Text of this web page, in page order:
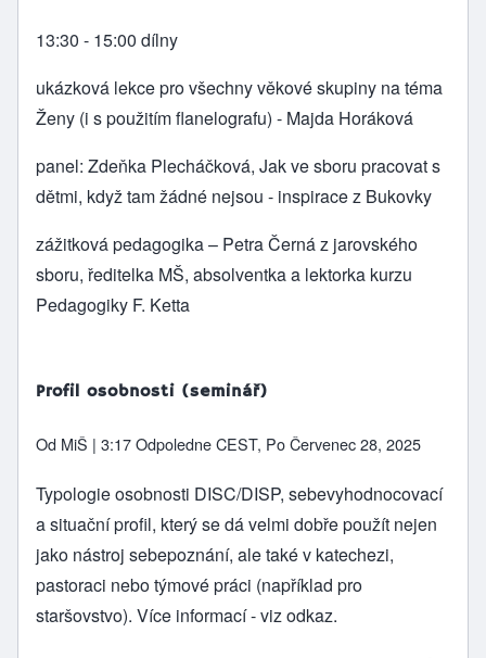
13:30 - 15:00 dílny
ukázková lekce pro všechny věkové skupiny na téma
Ženy (i s použitím flanelografu) - Majda Horáková
panel: Zdeňka Plecháčková, Jak ve sboru pracovat s
dětmi, když tam žádné nejsou - inspirace z Bukovky
zážitková pedagogika – Petra Černá z jarovského
sboru, ředitelka MŠ, absolventka a lektorka kurzu
Pedagogiky F. Ketta
Profil osobnosti (seminář)
Od MiŠ | 3:17 Odpoledne CEST, Po Červenec 28, 2025
Typologie osobnosti DISC/DISP, sebevyhodnocovací
a situační profil, který se dá velmi dobře použít nejen
jako nástroj sebepoznání, ale také v katechezi,
pastoraci nebo týmové práci (například pro
staršovstvo). Více informací - viz odkaz.